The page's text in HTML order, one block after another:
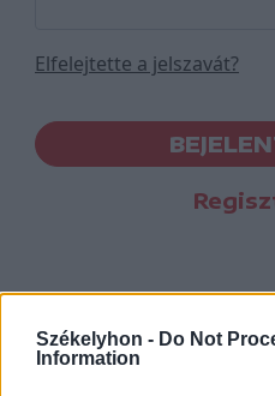
Székelyhon - Do Not
Information
Elfelejtette a jelszavát?